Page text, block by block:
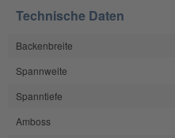
Technische Daten
Backenbreite
Spannweite
Spanntiefe
Amboss